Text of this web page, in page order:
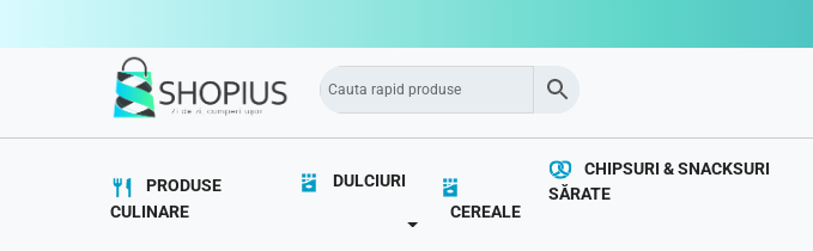
PRODUSE
CULINARE
DULCIURI
TOGGLE DROPDOWN
CEREALE
CHIPSURI & SNACKSURI
SĂRATE